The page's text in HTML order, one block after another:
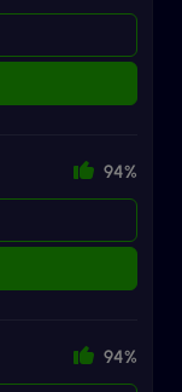
94%
94%